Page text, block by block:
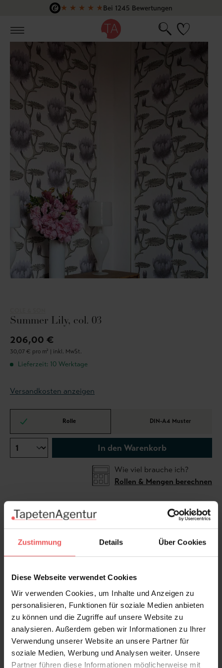
Zustimmung Details Über Cookies
Diese Webseite verwendet Cookies
Wir verwenden Cookies, um Inhalte und Anzeigen zu
personalisieren, Funktionen für soziale Medien anbieten
zu können und die Zugriffe auf unsere Website zu
analysieren. Außerdem geben wir Informationen zu Ihrer
Verwendung unserer Website an unsere Partner für
soziale Medien, Werbung und Analysen weiter. Unsere
Partner führen diese Informationen möglicherweise mit
Zum Hauptinhalt springen
★ ★ ★ ★ ★Bei 1245 Bewertungen
Summer Lily, col. 03
206,00 €
30,07 € pro m² | inkl. MwSt.
Lieferzeit: 10 Werktage
Versandkosten anzeigen
Rolle DIN-A4 Muster
In den Warenkorb
Wie viel brauche ich?
Rollen & Mengen berechnen
gesamte Bahnbreite dieser Tapete und ziehen uns in
eine Halbwelt aus Wasser und Oberfläche. Die
Grenzen verschwimmen.
Produktdetails